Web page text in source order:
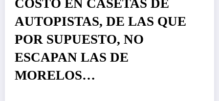
COSTO EN CASETAS DE
AUTOPISTAS, DE LAS QUE
POR SUPUESTO, NO
ESCAPAN LAS DE
MORELOS…